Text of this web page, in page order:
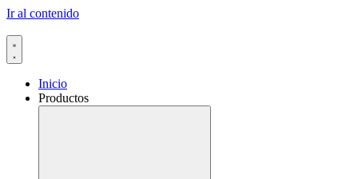
Ir al contenido
Inicio
Productos